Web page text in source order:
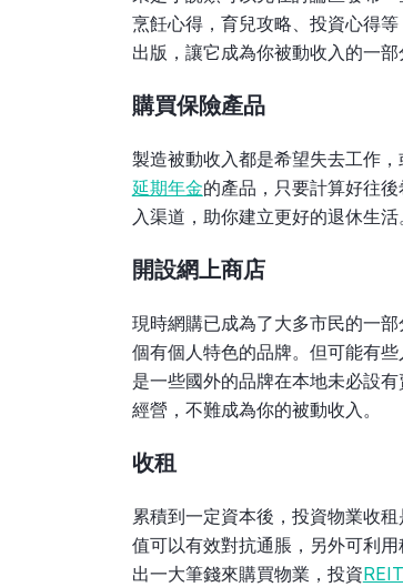
烹飪心得，育兒攻略、投資心得
出版，讓它成為你被動收入的一部
購買保險產品
製造被動收入都是希望失去工作
延期年金的產品，只要計算好往
入渠道，助你建立更好的退休生活
開設網上商店
現時網購已成為了大多市民的一
個有個人特色的品牌。但可能有
是一些國外的品牌在本地未必設
經營，不難成為你的被動收入。
收租
累積到一定資本後，投資物業收
值可以有效對抗通脹，另外可利
出一大筆錢來購買物業，投資